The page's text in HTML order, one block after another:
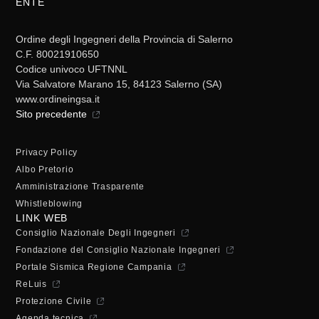
Ordine degli Ingegneri della Provincia di Salerno
C.F. 80021910650
Codice univoco UFTNNL
Via Salvatore Marano 15, 84123 Salerno (SA)
www.ordineingsa.it
Sito precedente
Privacy Policy
Albo Pretorio
Amministrazione Trasparente
Whistleblowing
LINK WEB
Consiglio Nazionale Degli Ingegneri
Fondazione del Consiglio Nazionale Ingegneri
Portale Sismica Regione Campania
ReLuis
Protezione Civile